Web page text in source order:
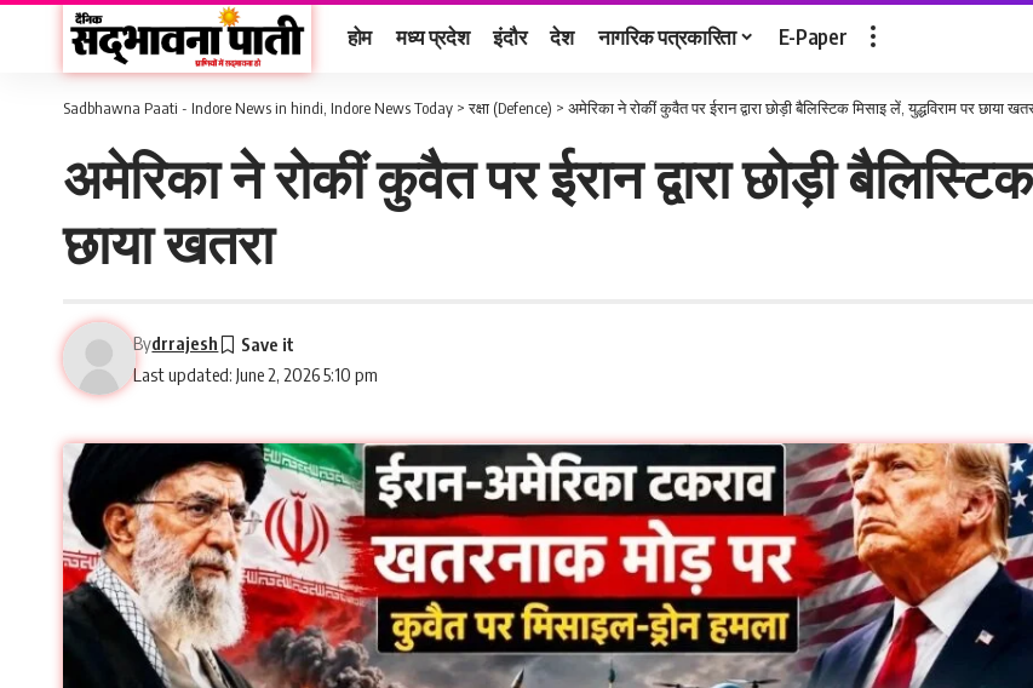
होम मध्य प्रदेश इंदौर देश नागरिक पत्रकारिता E-Paper
Sadbhawna Paati - Indore News in hindi, Indore News Today >रक्षा (Defence) > अमेरिका ने रोकीं कुवैत पर ईरान द्वारा छोड़ी बैलिस्टिक मिसाइ लें, युद्धविराम पर छाया
अमेरिका ने रोकीं कुवैत पर ईरान द्वारा छोड़ी
छाया खतरा
Last updated: June 2, 2026 5:10 pm
Bydrrajesh